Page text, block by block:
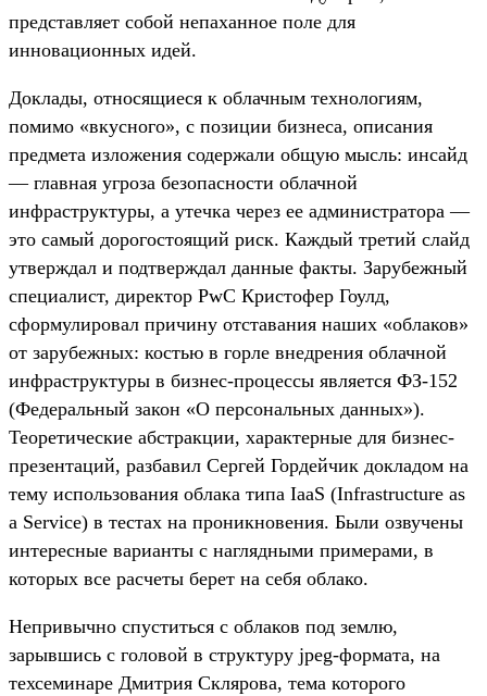
представляет собой непаханное поле для
инновационных идей.
Доклады, относящиеся к облачным технологиям,
помимо «вкусного», с позиции бизнеса, описания
предмета изложения содержали общую мысль: инсайд
— главная угроза безопасности облачной
инфраструктуры, а утечка через ее администратора —
это самый дорогостоящий риск. Каждый третий слайд
утверждал и подтверждал данные факты. Зарубежный
специалист, директор PwC Кристофер Гоулд,
сформулировал причину отставания наших «облаков»
от зарубежных: костью в горле внедрения облачной
инфраструктуры в бизнес-процессы является ФЗ-152
(Федеральный закон «О персональных данных»).
Теоретические абстракции, характерные для бизнес-
презентаций, разбавил Сергей Гордейчик докладом на
тему использования облака типа IaaS (Infrastructure as
a Service) в тестах на проникновения. Были озвучены
интересные варианты с наглядными примерами, в
которых все расчеты берет на себя облако.
Непривычно спуститься с облаков под землю,
зарывшись с головой в структуру jpeg-формата, на
техсеминаре Дмитрия Склярова, тема которого